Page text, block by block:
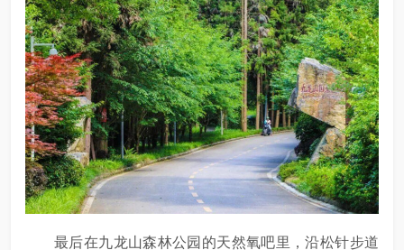
最后在九龙山森林公园的天然氧吧里，沿松针步道